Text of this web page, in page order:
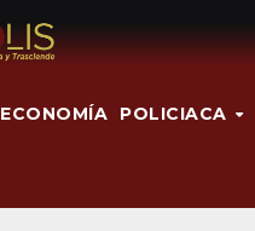
ECONOMÍA POLICIACA